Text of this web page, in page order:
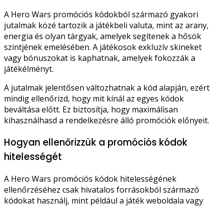
A Hero Wars promóciós kódokból származó gyakori
jutalmak közé tartozik a játékbeli valuta, mint az arany,
energia és olyan tárgyak, amelyek segítenek a hősök
szintjének emelésében. A játékosok exkluzív skineket
vagy bónuszokat is kaphatnak, amelyek fokozzák a
játékélményt.
A jutalmak jelentősen változhatnak a kód alapján, ezért
mindig ellenőrizd, hogy mit kínál az egyes kódok
beváltása előtt. Ez biztosítja, hogy maximálisan
kihasználhasd a rendelkezésre álló promóciók előnyeit.
Hogyan ellenőrizzük a promóciós kódok
hitelességét
A Hero Wars promóciós kódok hitelességének
ellenőrzéséhez csak hivatalos forrásokból származó
kódokat használj, mint például a játék weboldala vagy